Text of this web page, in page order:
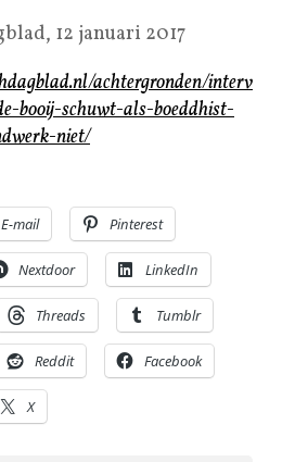
12 januari 2017
achtergronden/interv
booij-schuwt-als-boeddhist-
niet/
E-mail Pinterest
Nextdoor LinkedIn
Threads Tumblr
Reddit Facebook
X